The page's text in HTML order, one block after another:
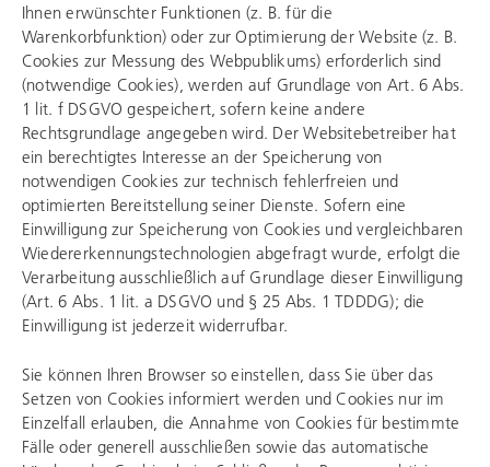
Ihnen erwünschter Funktionen (z. B. für die
Warenkorbfunktion) oder zur Optimierung der Website (z. B.
Cookies zur Messung des Webpublikums) erforderlich sind
(notwendige Cookies), werden auf Grundlage von Art. 6 Abs.
1 lit. f DSGVO gespeichert, sofern keine andere
Rechtsgrundlage angegeben wird. Der Websitebetreiber hat
ein berechtigtes Interesse an der Speicherung von
notwendigen Cookies zur technisch fehlerfreien und
optimierten Bereitstellung seiner Dienste. Sofern eine
Einwilligung zur Speicherung von Cookies und vergleichbaren
Wiedererkennungstechnologien abgefragt wurde, erfolgt die
Verarbeitung ausschließlich auf Grundlage dieser Einwilligung
(Art. 6 Abs. 1 lit. a DSGVO und § 25 Abs. 1 TDDDG); die
Einwilligung ist jederzeit widerrufbar.
Sie können Ihren Browser so einstellen, dass Sie über das
Setzen von Cookies informiert werden und Cookies nur im
Einzelfall erlauben, die Annahme von Cookies für bestimmte
Fälle oder generell ausschließen sowie das automatische